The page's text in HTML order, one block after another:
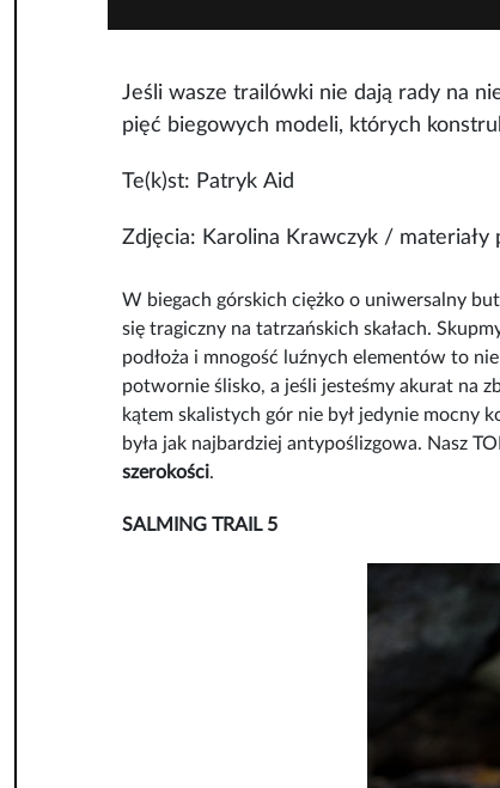
Jeśli wasze trailówki nie dają rady na
pięć biegowych modeli, których
Te(k)st: Patryk Aid
Zdjęcia: Karolina Krawczyk / materiały
W biegach górskich ciężko o uniwersalny
się tragiczny na tatrzańskich skałach.
podłoża i mnogość luźnych elementów to
potwornie ślisko, a jeśli jesteśmy akurat na
kątem skalistych gór nie był jedynie mocny
była jak najbardziej antypoślizgowa. Nasz
szerokości.
SALMING TRAIL 5